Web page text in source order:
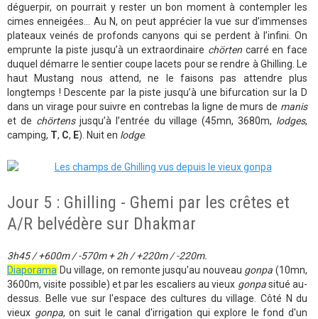
déguerpir, on pourrait y rester un bon moment à contempler les
cimes enneigées… Au N, on peut apprécier la vue sur d’immenses
plateaux veinés de profonds canyons qui se perdent à l’infini. On
emprunte la piste jusqu’à un extraordinaire chörten carré en face
duquel démarre le sentier coupe lacets pour se rendre à Ghilling. Le
haut Mustang nous attend, ne le faisons pas attendre plus
longtemps ! Descente par la piste jusqu’à une bifurcation sur la D
dans un virage pour suivre en contrebas la ligne de murs de manis
et de chörtensjusqu’à l’entrée du village (45mn, 3680m, lodges,
camping, T, C, E). Nuit en lodge.
Jour 5 : Ghilling - Ghemi par les crêtes et
A/R belvédère sur Dhakmar
3h45 / +600m / -570m + 2h / +220m / -220m.
Diaporama Du village, on remonte jusqu'au nouveau gonpa (10mn,
3600m, visite possible) et par les escaliers au vieux gonpasitué au-
dessus. Belle vue sur l'espace des cultures du village. Côté N du
vieux gonpa, on suit le canal d'irrigation qui explore le fond d'un